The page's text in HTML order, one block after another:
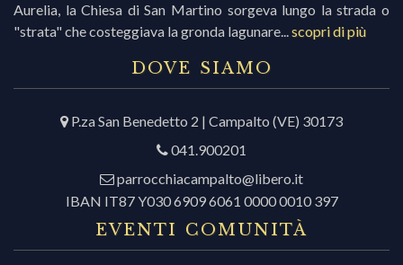
Aurelia, la Chiesa di San Martino sorgeva lungo la strada o
"strata" che costeggiava la gronda lagunare...scopri di più
DOVE SIAMO
P.za San Benedetto 2 | Campalto (VE) 30173
041.900201
parrocchiacampalto@libero.it
IBAN IT87 Y030 6909 6061 0000 0010 397
EVENTI COMUNITÀ